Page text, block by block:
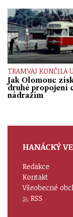
TRAMVAJ KONČILA
Jak Olomouc
druhé propojení
nádražím
HANÁCKÝ
Redakce
Kontakt
Všeobecné
RSS